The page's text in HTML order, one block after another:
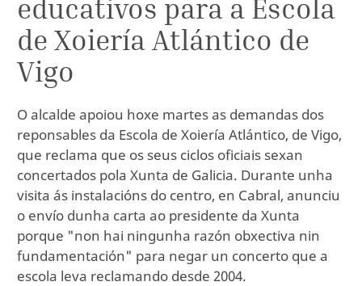
educativos para a Escola
de Xoiería Atlántico de
Vigo
O alcalde apoiou hoxe martes as demandas dos
reponsables da Escola de Xoiería Atlántico, de Vigo,
que reclama que os seus ciclos oficiais sexan
concertados pola Xunta de Galicia. Durante unha
visita ás instalacións do centro, en Cabral, anunciu
o envío dunha carta ao presidente da Xunta
porque "non hai ningunha razón obxectiva nin
fundamentación" para negar un concerto que a
escola leva reclamando desde 2004.